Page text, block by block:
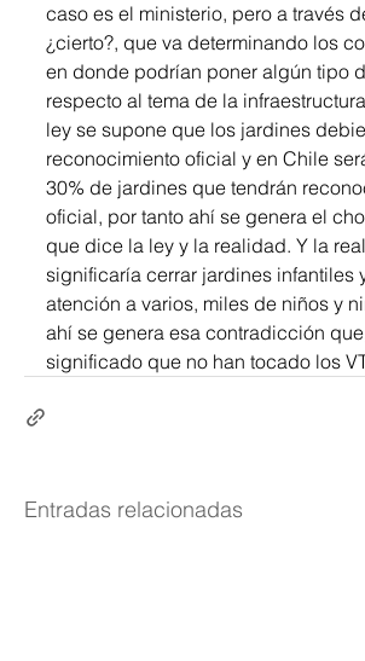
caso es el ministerio, pero a través
¿cierto?, que va determinando los
en donde podrían poner algún tipo
respecto al tema de la
ley se supone que los jardines
reconocimiento oficial y en Chile
30% de jardines que tendrán
oficial, por tanto ahí se genera el
que dice la ley y la realidad. Y la
significaría cerrar jardines infantiles
atención a varios, miles de niños y
ahí se genera esa contradicción
significado que no han tocado los
Entradas relacionadas